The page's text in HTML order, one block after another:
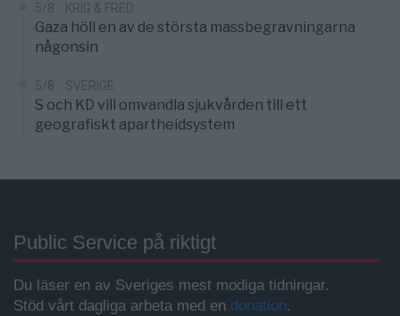
5/8 KRIG & FRED
Gaza höll en av de största massbegravningarna
någonsin
5/8 SVERIGE
S och KD vill omvandla sjukvården till ett
geografiskt apartheidsystem
Public Service på riktigt
Du läser en av Sveriges mest modiga tidningar.
Stöd vårt dagliga arbeta med en donation.